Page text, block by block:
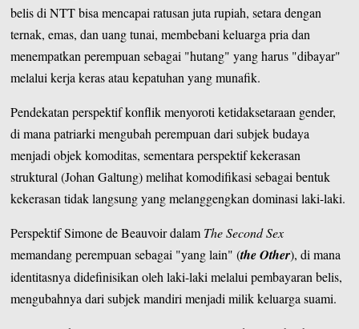
belis di NTT bisa mencapai ratusan juta rupiah, setara dengan
ternak, emas, dan uang tunai, membebani keluarga pria dan
menempatkan perempuan sebagai "hutang" yang harus "dibayar"
melalui kerja keras atau kepatuhan yang munafik.
Pendekatan perspektif konflik menyoroti ketidaksetaraan gender,
di mana patriarki mengubah perempuan dari subjek budaya
menjadi objek komoditas, sementara perspektif kekerasan
struktural (Johan Galtung) melihat komodifikasi sebagai bentuk
kekerasan tidak langsung yang melanggengkan dominasi laki-laki.
Perspektif Simone de Beauvoir dalam The Second Sex
memandang perempuan sebagai "yang lain" (the Other), di mana
identitasnya didefinisikan oleh laki-laki melalui pembayaran belis,
mengubahnya dari subjek mandiri menjadi milik keluarga suami.